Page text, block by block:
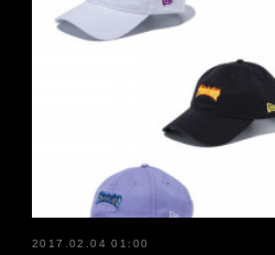
2017.02.04 01:00